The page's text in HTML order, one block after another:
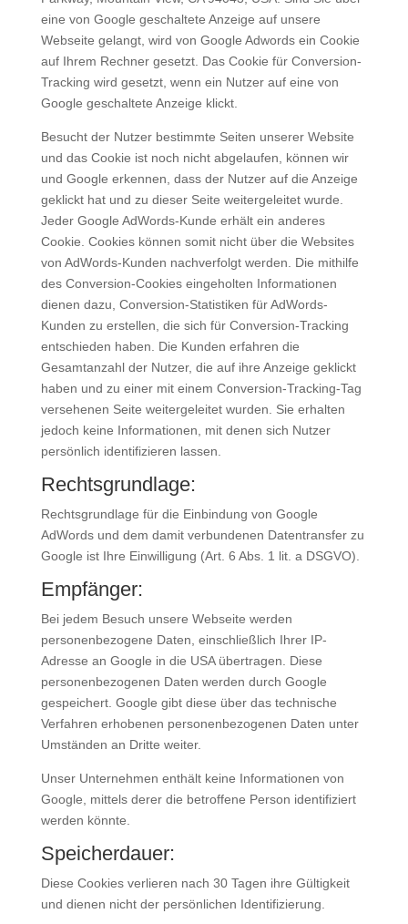
eine von Google geschaltete Anzeige auf unsere
Webseite gelangt, wird von Google Adwords ein Cookie
auf Ihrem Rechner gesetzt. Das Cookie für Conversion-
Tracking wird gesetzt, wenn ein Nutzer auf eine von
Google geschaltete Anzeige klickt.
Besucht der Nutzer bestimmte Seiten unserer Website
und das Cookie ist noch nicht abgelaufen, können wir
und Google erkennen, dass der Nutzer auf die Anzeige
geklickt hat und zu dieser Seite weitergeleitet wurde.
Jeder Google AdWords-Kunde erhält ein anderes
Cookie. Cookies können somit nicht über die Websites
von AdWords-Kunden nachverfolgt werden. Die mithilfe
des Conversion-Cookies eingeholten Informationen
dienen dazu, Conversion-Statistiken für AdWords-
Kunden zu erstellen, die sich für Conversion-Tracking
entschieden haben. Die Kunden erfahren die
Gesamtanzahl der Nutzer, die auf ihre Anzeige geklickt
haben und zu einer mit einem Conversion-Tracking-Tag
versehenen Seite weitergeleitet wurden. Sie erhalten
jedoch keine Informationen, mit denen sich Nutzer
persönlich identifizieren lassen.
Rechtsgrundlage:
Rechtsgrundlage für die Einbindung von Google
AdWords und dem damit verbundenen Datentransfer zu
Google ist Ihre Einwilligung (Art. 6 Abs. 1 lit. a DSGVO).
Empfänger:
Bei jedem Besuch unsere Webseite werden
personenbezogene Daten, einschließlich Ihrer IP-
Adresse an Google in die USA übertragen. Diese
personenbezogenen Daten werden durch Google
gespeichert. Google gibt diese über das technische
Verfahren erhobenen personenbezogenen Daten unter
Umständen an Dritte weiter.
Unser Unternehmen enthält keine Informationen von
Google, mittels derer die betroffene Person identifiziert
werden könnte.
Speicherdauer:
Diese Cookies verlieren nach 30 Tagen ihre Gültigkeit
und dienen nicht der persönlichen Identifizierung.